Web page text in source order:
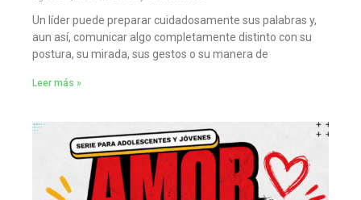
Un líder puede preparar cuidadosamente sus palabras y,
aun así, comunicar algo completamente distinto con su
postura, su mirada, sus gestos o su manera de
Leer más »